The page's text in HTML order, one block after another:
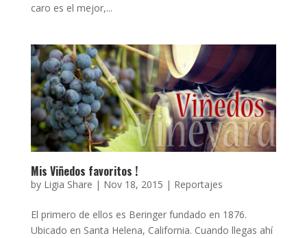
caro es el mejor,...
Mis Viñedos favoritos !
by Ligia Share | Nov 18, 2015 | Reportajes
El primero de ellos es Beringer fundado en 1876.
Ubicado en Santa Helena, California. Cuando llegas ahí